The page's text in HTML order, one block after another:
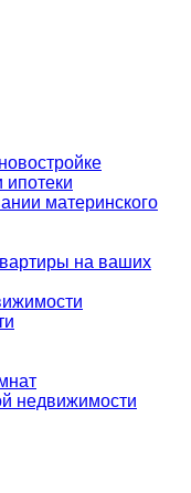
материнского
на ваших
недвижимости